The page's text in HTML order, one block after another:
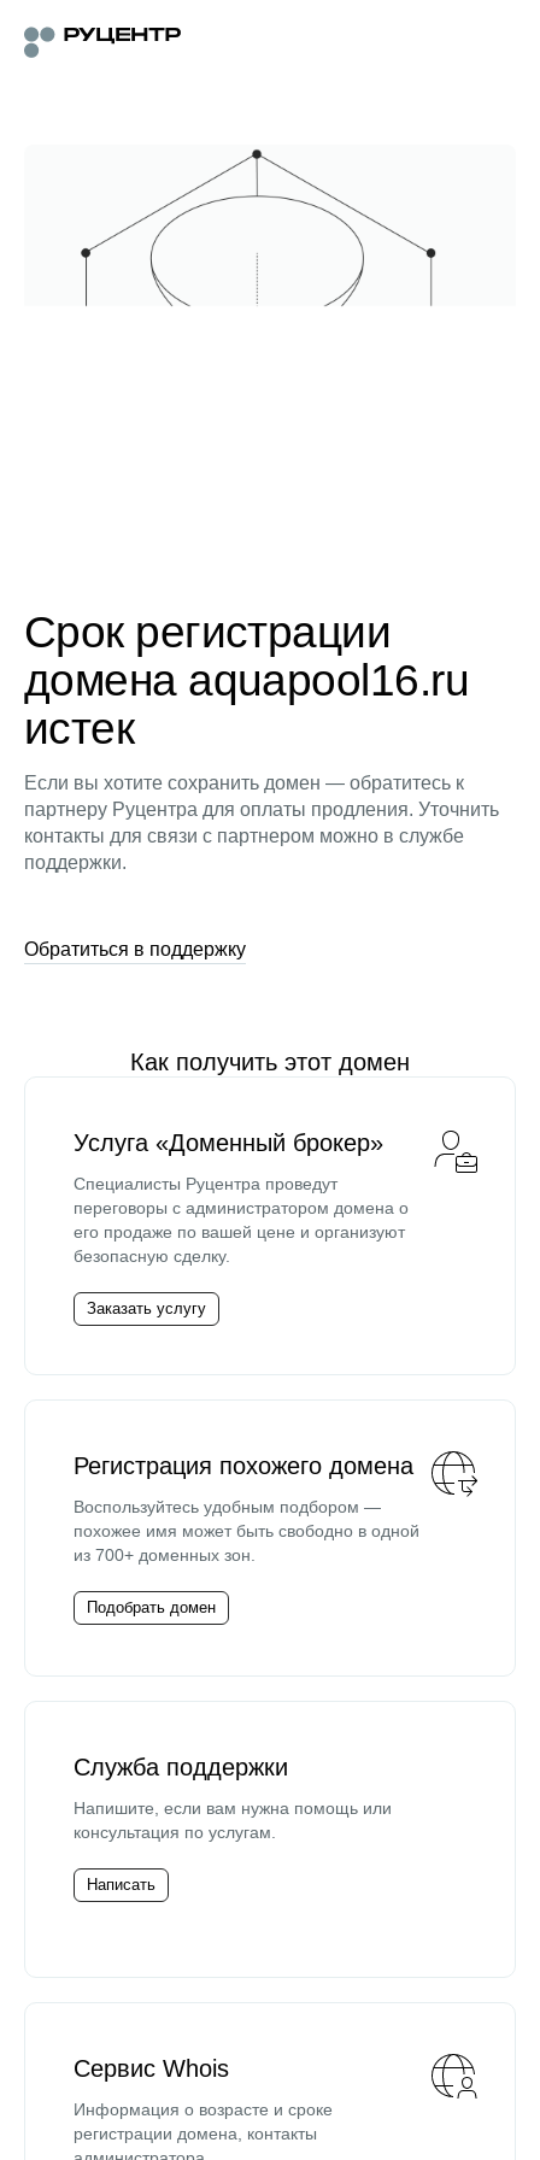
Срок регистрации
домена aquapool16.ru
истек
Если вы хотите сохранить домен — обратитесь к
партнеру Руцентра для оплаты продления. Уточнить
контакты для связи с партнером можно в службе
поддержки.
Обратиться в поддержку
Как получить этот домен
Услуга «Доменный брокер»
Специалисты Руцентра проведут
переговоры с администратором домена о
его продаже по вашей цене и организуют
безопасную сделку.
Заказать услугу
Регистрация похожего домена
Воспользуйтесь удобным подбором —
похожее имя может быть свободно в одной
из 700+ доменных зон.
Подобрать домен
Служба поддержки
Напишите, если вам нужна помощь или
консультация по услугам.
Написать
Сервис Whois
Информация о возрасте и сроке
регистрации домена, контакты